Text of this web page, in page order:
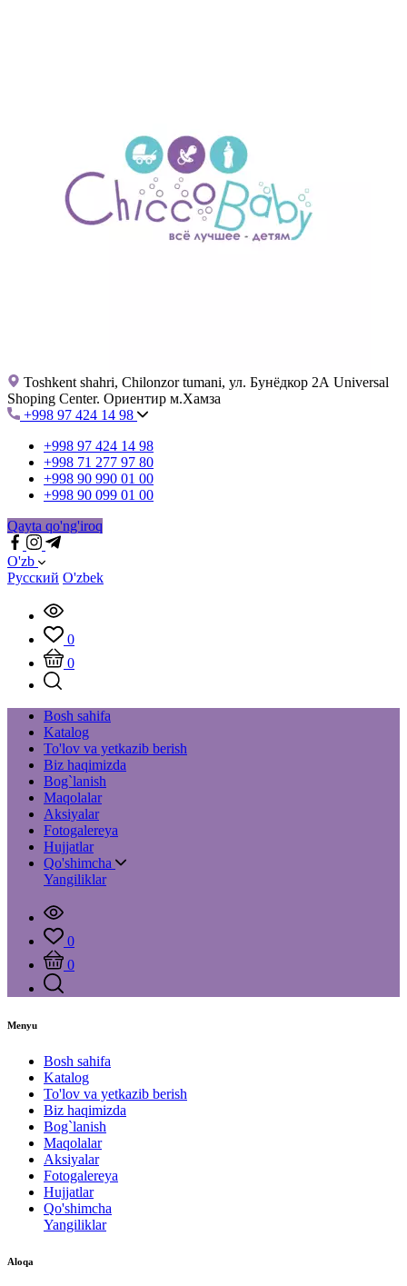
Toshkent shahri, Chilonzor tumani, ул. Бунёдкор 2А Universal
Shoping Center. Ориентир м.Хамза
+998 97 424 14 98
+998 97 424 14 98
+998 71 277 97 80
+998 90 990 01 00
+998 90 099 01 00
Qayta qo'ng'iroq
O'zb
Русский O'zbek
0
0
Bosh sahifa
Katalog
To'lov va yetkazib berish
Biz haqimizda
Bog`lanish
Maqolalar
Aksiyalar
Fotogalereya
Hujjatlar
Qo'shimcha
Yangiliklar
0
0
Menyu
Bosh sahifa
Katalog
To'lov va yetkazib berish
Biz haqimizda
Bog`lanish
Maqolalar
Aksiyalar
Fotogalereya
Hujjatlar
Qo'shimcha
Yangiliklar
Aloqa